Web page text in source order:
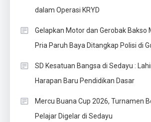
dalam Operasi KRYD
Gelapkan Motor dan Gerobak Bakso
Pria Paruh Baya Ditangkap Polisi di
SD Kesatuan Bangsa di Sedayu :
Harapan Baru Pendidikan Dasar
Mercu Buana Cup 2026, Turnamen
Pelajar Digelar di Sedayu